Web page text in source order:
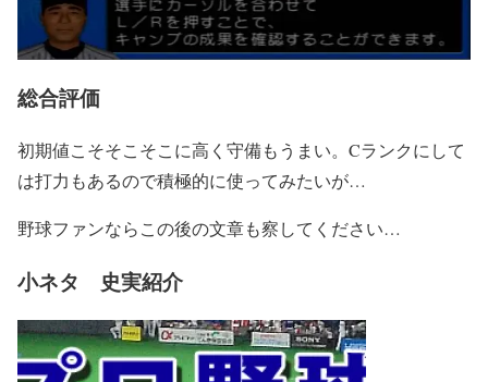
総合評価
初期値こそそこそこに高く守備もうまい。Cランクにして
は打力もあるので積極的に使ってみたいが…
野球ファンならこの後の文章も察してください…
小ネタ 史実紹介